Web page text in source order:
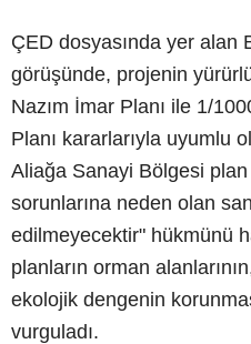
ÇED dosyasında yer alan
görüşünde, projenin
Nazım İmar Planı ile 1/
Planı kararlarıyla uyumlu
Aliağa Sanayi Bölgesi
sorunlarına neden olan
edilmeyecektir" hükmünü
planların orman
ekolojik dengenin
vurguladı.